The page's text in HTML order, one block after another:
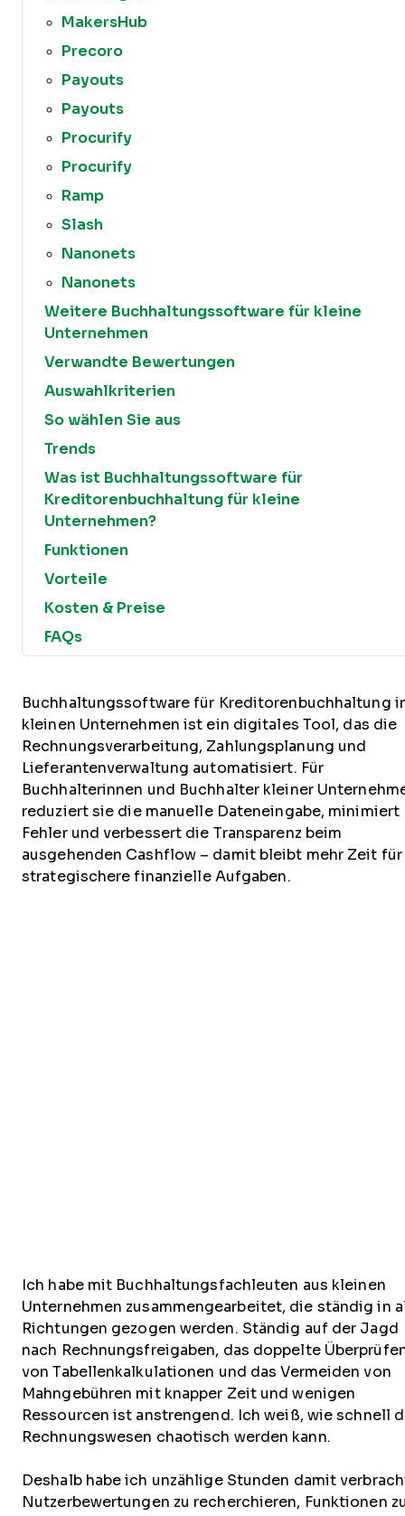
MakersHub
Precoro
Payouts
Payouts
Procurify
Procurify
Ramp
Slash
Nanonets
Nanonets
Weitere Buchhaltungssoftware für kleine
Unternehmen
Verwandte Bewertungen
Auswahlkriterien
So wählen Sie aus
Trends
Was ist Buchhaltungssoftware für
Kreditorenbuchhaltung für kleine
Unternehmen?
Funktionen
Vorteile
Kosten & Preise
FAQs
Buchhaltungssoftware für Kreditorenbuchhaltung
kleinen Unternehmen ist ein digitales Tool, das die
Rechnungsverarbeitung, Zahlungsplanung und
Lieferantenverwaltung automatisiert. Für
Buchhalterinnen und Buchhalter kleiner
reduziert sie die manuelle Dateneingabe, minimiert
Fehler und verbessert die Transparenz beim
ausgehenden Cashflow – damit bleibt mehr Zeit für
strategischere finanzielle Aufgaben.
Ich habe mit Buchhaltungsfachleuten aus kleinen
Unternehmen zusammengearbeitet, die ständig in
Richtungen gezogen werden. Ständig auf der Jagd
nach Rechnungsfreigaben, das doppelte
von Tabellenkalkulationen und das Vermeiden von
Mahngebühren mit knapper Zeit und wenigen
Ressourcen ist anstrengend. Ich weiß, wie schnell
Rechnungswesen chaotisch werden kann.
Deshalb habe ich unzählige Stunden damit
Nutzerbewertungen zu recherchieren, Funktionen